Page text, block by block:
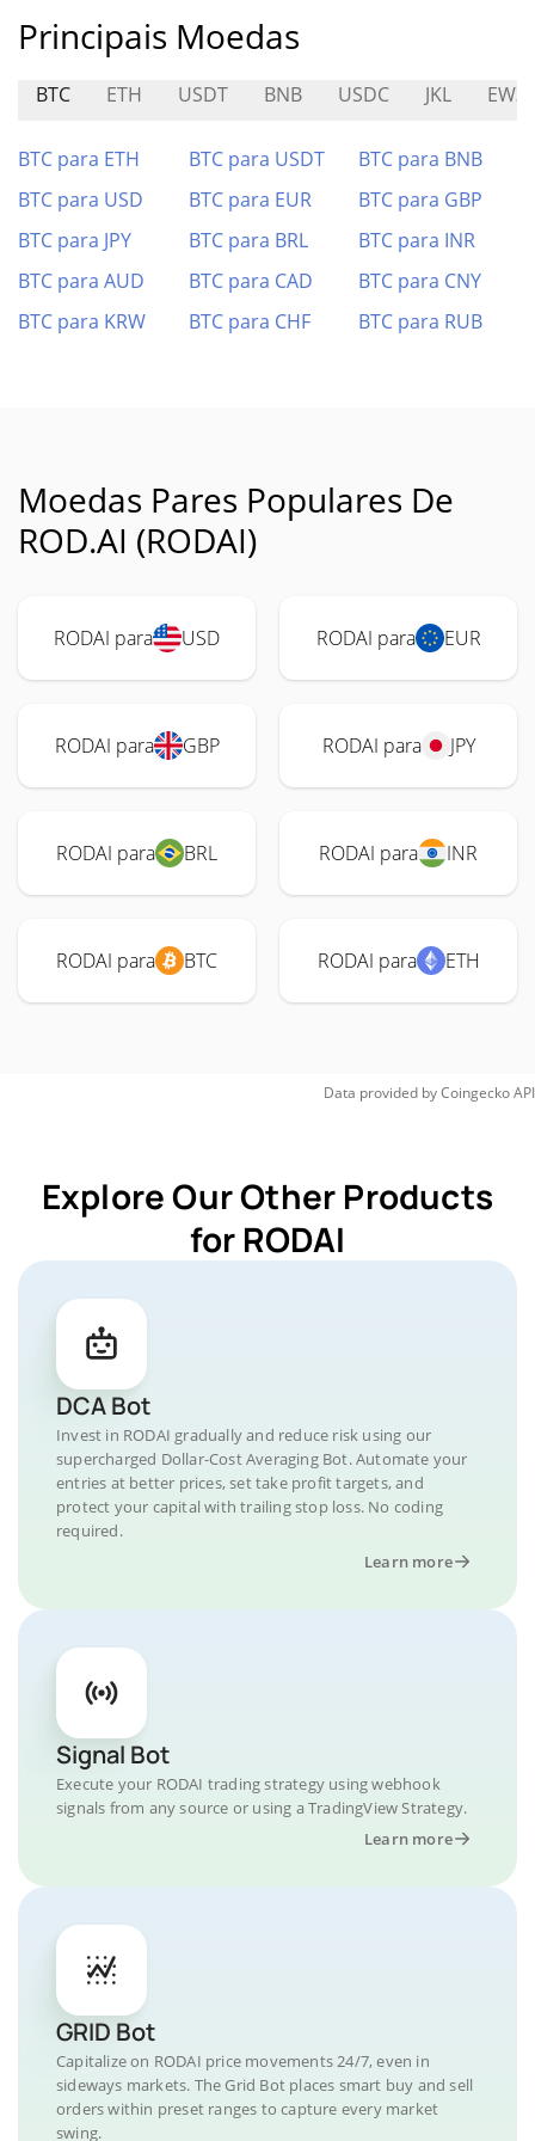
Principais Moedas
BTC ETH USDT BNB USDC JKL
BTC para ETH BTC para USDT
BTC para BNB
BTC para USD
BTC para EUR
BTC para GBP
BTC para JPY
BTC para BRL
BTC para INR
BTC para AUD
BTC para CAD
BTC para CNY
BTC para KRW
BTC para CHF BTC para RUB
Moedas Pares Populares De
ROD.AI (RODAI)
RODAI para USD RODAI para EUR
RODAI para GBP RODAI para JPY
RODAI para BRL RODAI para INR
RODAI para BTC RODAI para ETH
Data provided byCoingeckoAPI
Explore Our Other Products
for RODAI
DCA Bot
Invest in RODAI gradually and reduce risk using our
supercharged Dollar-Cost Averaging Bot. Automate your
entries at better prices, set take profit targets, and
protect your capital with trailing stop loss. No coding
required.
Learn more
Signal Bot
Execute your RODAI trading strategy using webhook
signals from any source or using a TradingView Strategy.
Learn more
GRID Bot
Capitalize on RODAI price movements 24/7, even in
sideways markets. The Grid Bot places smart buy and sell
orders within preset ranges to capture every market
swing.